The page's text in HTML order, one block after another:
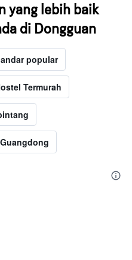
yang lebih baik
di Dongguan
popular
Termurah